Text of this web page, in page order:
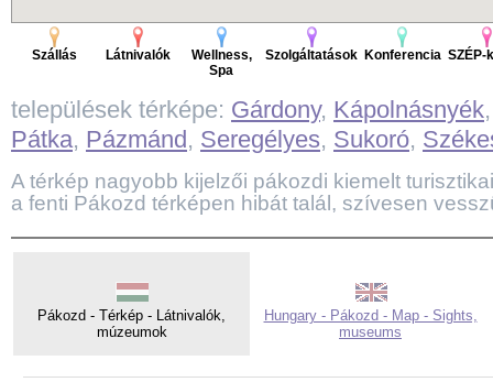
Szállás Látnivalók
Wellness,
Spa
Szolgáltatások Konferencia SZÉP-
települések térképe: Gárdony, Kápolnásnyék
Pátka, Pázmánd, Seregélyes, Sukoró,
A térkép nagyobb kijelzői pákozdi kiemelt
a fenti Pákozd térképen hibát talál, szívesen
Pákozd - Térkép - Látnivalók,
múzeumok
Hungary - Pákozd - Map - Sights,
museums